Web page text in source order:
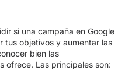
si una campaña en Google
tus objetivos y aumentar las
bien las
ofrece. Las principales son: